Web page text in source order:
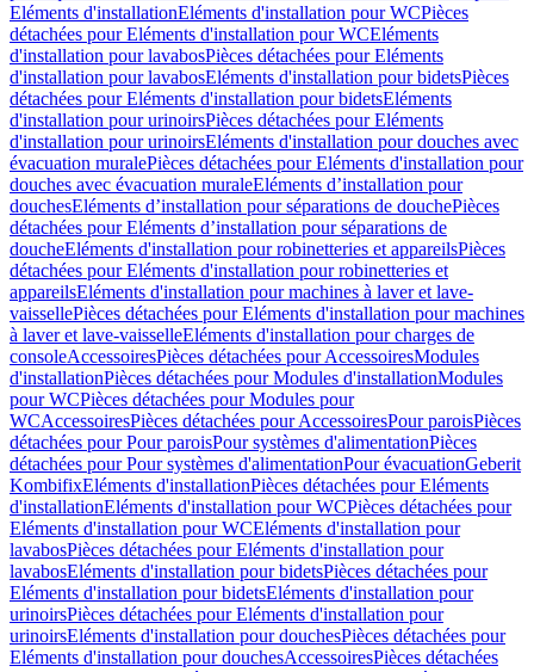
Eléments d'installationEléments d'installation pour WCPièces
détachées pour Eléments d'installation pour WCEléments
d'installation pour lavabosPièces détachées pour Eléments
d'installation pour lavabosEléments d'installation pour bidetsPièces
détachées pour Eléments d'installation pour bidetsEléments
d'installation pour urinoirsPièces détachées pour Eléments
d'installation pour urinoirsEléments d'installation pour douches avec
évacuation muralePièces détachées pour Eléments d'installation pour
douches avec évacuation muraleEléments d’installation pour
douchesEléments d’installation pour séparations de douchePièces
détachées pour Eléments d’installation pour séparations de
doucheEléments d'installation pour robinetteries et appareilsPièces
détachées pour Eléments d'installation pour robinetteries et
appareilsEléments d'installation pour machines à laver et lave-
vaissellePièces détachées pour Eléments d'installation pour machines
à laver et lave-vaisselleEléments d'installation pour charges de
consoleAccessoiresPièces détachées pour AccessoiresModules
d'installationPièces détachées pour Modules d'installationModules
pour WCPièces détachées pour Modules pour
WCAccessoiresPièces détachées pour AccessoiresPour paroisPièces
détachées pour Pour paroisPour systèmes d'alimentationPièces
détachées pour Pour systèmes d'alimentationPour évacuationGeberit
KombifixEléments d'installationPièces détachées pour Eléments
d'installationEléments d'installation pour WCPièces détachées pour
Eléments d'installation pour WCEléments d'installation pour
lavabosPièces détachées pour Eléments d'installation pour
lavabosEléments d'installation pour bidetsPièces détachées pour
Eléments d'installation pour bidetsEléments d'installation pour
urinoirsPièces détachées pour Eléments d'installation pour
urinoirsEléments d'installation pour douchesPièces détachées pour
Eléments d'installation pour douchesAccessoiresPièces détachées